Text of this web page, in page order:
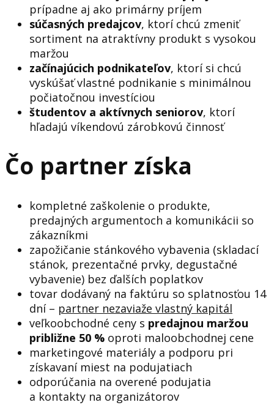
prípadne aj ako primárny príjem
súčasných predajcov, ktorí chcú zmeniť
sortiment na atraktívny produkt s vysokou
maržou
začínajúcich podnikateľov, ktorí si chcú
vyskúšať vlastné podnikanie s minimálnou
počiatočnou investíciou
študentov a aktívnych seniorov, ktorí
hľadajú víkendovú zárobkovú činnosť
Čo partner získa
kompletné zaškolenie o produkte,
predajných argumentoch a komunikácii so
zákazníkmi
zapožičanie stánkového vybavenia (skladací
stánok, prezentačné prvky, degustačné
vybavenie) bez ďalších poplatkov
tovar dodávaný na faktúru so splatnosťou 14
dní – partner nezaviaže vlastný kapitál
veľkoobchodné ceny s predajnou maržou
približne 50 % oproti maloobchodnej cene
marketingové materiály a podporu pri
získavaní miest na podujatiach
odporúčania na overené podujatia
a kontakty na organizátorov